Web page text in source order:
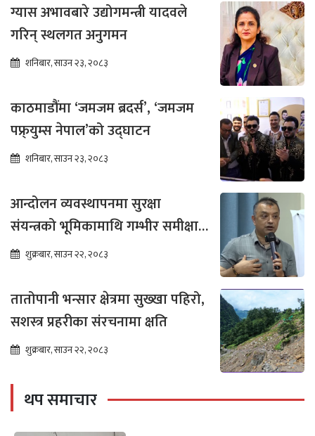
ग्यास अभावबारे उद्योगमन्त्री यादवले
गरिन् स्थलगत अनुगमन
शनिबार, साउन २३, २०८३
काठमाडौंमा ‘जमजम ब्रदर्स’, ‘जमजम
पफ्र्युम्स नेपाल’को उद्घाटन
शनिबार, साउन २३, २०८३
आन्दोलन व्यवस्थापनमा सुरक्षा
संयन्त्रको भूमिकामाथि गम्भीर समीक्षा
आवश्यक : गगन थापा
शुक्रबार, साउन २२, २०८३
तातोपानी भन्सार क्षेत्रमा सुख्खा पहिरो,
सशस्त्र प्रहरीका संरचनामा क्षति
शुक्रबार, साउन २२, २०८३
थप समाचार